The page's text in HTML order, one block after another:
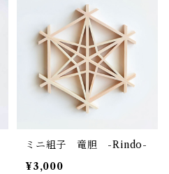
ミニ組子 竜胆 -Rindo-
¥3,000